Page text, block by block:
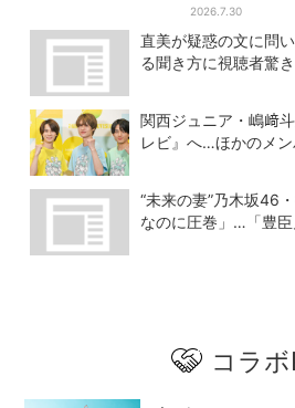
吉がログイン」【豊臣兄弟】
2026.7.30
演
る」
直美が疑惑の文に問
る聞き方に視聴者驚
関西ジュニア・嶋﨑
レビ』へ…ほかのメ
“未来の妻”乃木坂46
なのに圧巻」…「豊
コラボ